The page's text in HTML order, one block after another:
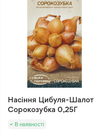
Насіння Цибуля-Шалот
Сорокозубка 0,25Г
В наявності